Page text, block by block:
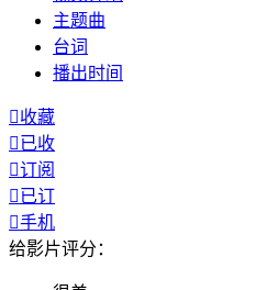
主题曲
台词
播出时间
收藏
已收
订阅
已订
手机
给影片评分：